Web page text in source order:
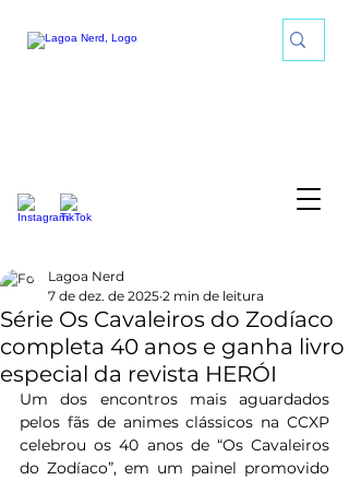
Série Os Cavaleiros do Zodíaco
completa 40 anos e ganha livro
especial da revista HERÓI
Lagoa Nerd
7 de dez. de 2025 2 min de leitura
Um dos encontros mais aguardados
pelos fãs de animes clássicos na CCXP
celebrou os 40 anos de “Os Cavaleiros
do Zodíaco”, em um painel promovido